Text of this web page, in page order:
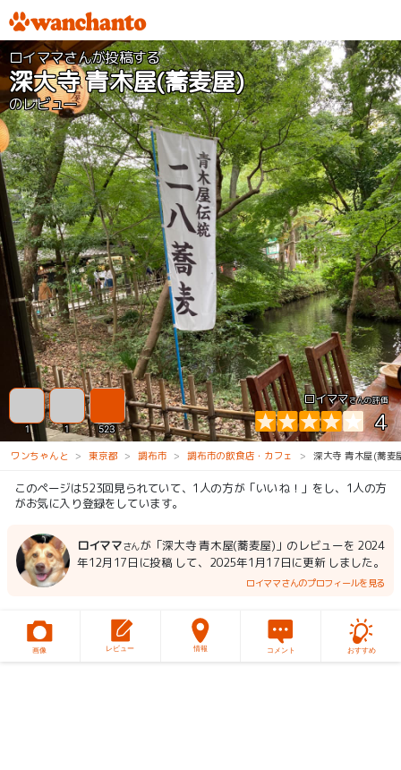
ロイママさんが投稿する
深大寺 青木屋(蕎麦屋)
のレビュー
ロイママさんの評価
4
1 1 523
ワンちゃんと 東京都 調布市 調布市の飲食店・カフェ 深大寺 青木屋(蕎麦
このページは523回見られていて、1人の方が「いいね！」をし、1人の方
がお気に入り登録をしています。
ロイママさんが「深大寺 青木屋(蕎麦屋)」のレビューを 2024
年12月17日に投稿 して、2025年1月17日に更新 しました。
ロイママさんのプロフィールを見る
画像 レビュー 情報 コメント おすすめ